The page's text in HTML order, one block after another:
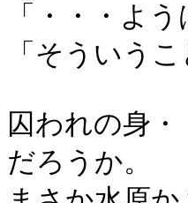
「・・・よ
「そういうこ
囚われの身
だろうか。